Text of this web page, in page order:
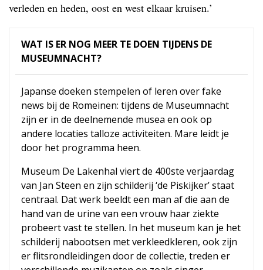
verleden en heden, oost en west elkaar kruisen.’
WAT IS ER NOG MEER TE DOEN TIJDENS DE
MUSEUMNACHT?
Japanse doeken stempelen of leren over fake
news bij de Romeinen: tijdens de Museumnacht
zijn er in de deelnemende musea en ook op
andere locaties talloze activiteiten. Mare leidt je
door het programma heen.
Museum De Lakenhal viert de 400ste verjaardag
van Jan Steen en zijn schilderij ‘de Piskijker’ staat
centraal. Dat werk beeldt een man af die aan de
hand van de urine van een vrouw haar ziekte
probeert vast te stellen. In het museum kan je het
schilderij nabootsen met verkleedkleren, ook zijn
er flitsrondleidingen door de collectie, treden er